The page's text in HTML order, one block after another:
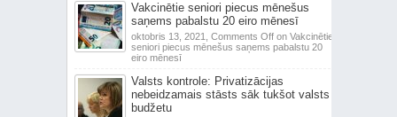
Vakcinētie seniori piecus mēnešus
saņems pabalstu 20 eiro mēnesī
oktobris 13, 2021, Comments Offon Vakcinētie
seniori piecus mēnešus saņems pabalstu 20
eiro mēnesī
Valsts kontrole: Privatizācijas
nebeidzamais stāsts sāk tukšot valsts
budžetu